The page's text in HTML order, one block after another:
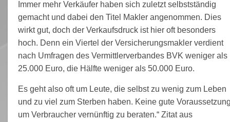
Immer mehr Verkäufer haben sich zuletzt selbstständig
gemacht und dabei den Titel Makler angenommen. Dies
wirkt gut, doch der Verkaufsdruck ist hier oft besonders
hoch. Denn ein Viertel der Versicherungsmakler verdient
nach Umfragen des Vermittlerverbandes BVK weniger als
25.000 Euro, die Hälfte weniger als 50.000 Euro.
Es geht also oft um Leute, die selbst zu wenig zum Leben
und zu viel zum Sterben haben. Keine gute
um Verbraucher vernünftig zu beraten.“ Zitat aus